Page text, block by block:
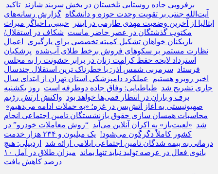
برفروبی جاده روستایی تلخستان در بخش سربند شازند تاکید
آیت‌الله جنتی بر تقویت وحدت حوزه و دانشگاه گزارش رسانه‌های
ایتالیا از آخرین وضعیت مهدی طارمی در اینتر
حبیبی، احیاگر میراث
مکتوب گذشتگان در عصر حاضر ماست شکاف در استقلال/
بازیکنان خواهان تشکیل کمیته تخصصی برای یارگیری
اعمال
نظارت مستمر بر سکوهای فروش برخط طلای آب‌شده پزشکیان
استرداد لایحه حفظ کرامت زنان در برابر خشونت را به مجلس
فرستاد سرمربی شمس آذر: با خطرناک ترین استقلال چندسال
اخیر روبرو هستیم
عملکرد دامپزشکی استان تهران از ابتدای سال
جاری تشریح شد طباطبایی: وفاق جاده دوطرفه است روز یکشنبه
برف و باران در انتظار قمی‌ها خواهد بود واکنش ارتش رژیم
صهیونیستی به آغاز آتش‌بس در غزه؛ «به حملات ادامه می‌دهیم»
محاسبات همسان سازی حقوق بازنشستگان تامین اجتماعی انجام
شد «لعبت‌باز» به اکران آنلاین می‌آید “روش معاملات خودرو” در
کشور کاملاً دگرگون می‌شود!
یک میلیون و ۲۳۴ هزار خدمت
درمانی به بیمه شدگان تامین اجتماعی ایلامی ارائه شد
اردبیلی: هیچ
بانوی فعال در عرصه تولید نباید تنها بماند
میزان طلاق در آمل ۱۰
درصد کاهش یافت